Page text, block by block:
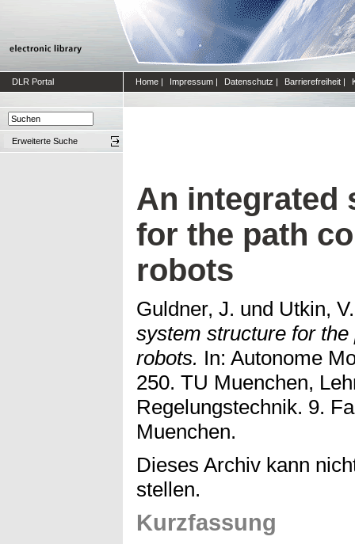
DLR Portal Home | Impressum | Datenschutz | Barrierefreiheit |
Erweiterte Suche
An integrated
for the path
robots
Guldner, J. und Utkin,
system structure for
robots. In: Autonome
250. TU Muenchen,
Regelungstechnik. 9.
Muenchen.
Dieses Archiv kann
stellen.
Kurzfassung